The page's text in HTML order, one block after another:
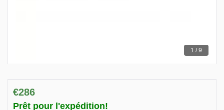
1 / 9
€286
Prêt pour l'expédition!